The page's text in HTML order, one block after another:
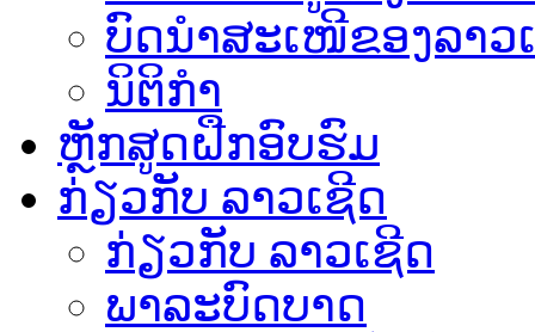
ບົດນຳສະເໜີຂອງລາວ
ນິຕິກຳ
ຫຼັກສູດຝືກອົບຮົມ
ກ່ຽວກັບ ລາວເຊີດ
ກ່ຽວກັບ ລາວເຊີດ
ພາລະບົດບາດ